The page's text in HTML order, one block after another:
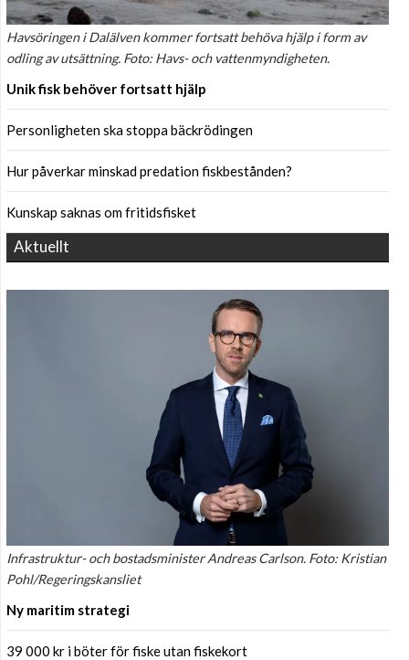
Havsöringen i Dalälven kommer fortsatt behöva hjälp i form av
odling av utsättning. Foto: Havs- och vattenmyndigheten.
Unik fisk behöver fortsatt hjälp
Personligheten ska stoppa bäckrödingen
Hur påverkar minskad predation fiskbestånden?
Kunskap saknas om fritidsfisket
Aktuellt
Infrastruktur- och bostadsminister Andreas Carlson. Foto: Kristian
Pohl/Regeringskansliet
Ny maritim strategi
39 000 kr i böter för fiske utan fiskekort